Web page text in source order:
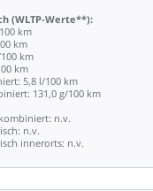
(WLTP-Werte**):
km
km
km
km
5,8 l/100 km
131,0 g/100 km
kombiniert: n.v.
n.v.
innerorts: n.v.